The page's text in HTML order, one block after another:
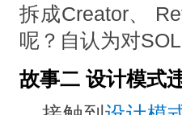
拆成Creator、
呢？⾃认为对
故事二 设计模式